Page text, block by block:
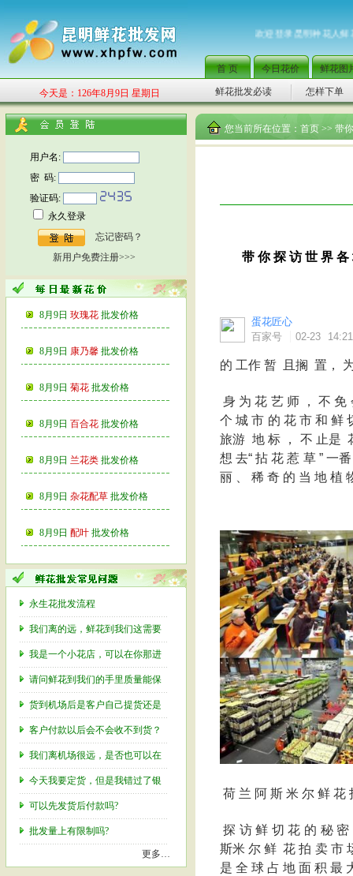
欢迎登录昆明种花人鲜花
首 页 今日花价 鲜花图
今天是：126年8月9日 星期日 鲜花批发必读 怎样下单
用户名:
密 码:
验证码:
永久登录
忘记密码？
新用户免费注册>>>
8月9日 玫瑰花 批发价格
8月9日 康乃馨 批发价格
8月9日 菊花 批发价格
8月9日 百合花 批发价格
8月9日 兰花类 批发价格
8月9日 杂花配草 批发价格
8月9日 配叶 批发价格
永生花批发流程
我们离的远，鲜花到我们这需要
我是一个小花店，可以在你那进
请问鲜花到我们的手里质量能保
货到机场后是客户自己提货还是
客户付款以后会不会收不到货？
我们离机场很远，是否也可以在
今天我要定货，但是我错过了银
可以先发货后付款吗?
批发量上有限制吗?
更多…
您当前所在位置： 首页 >> 带
带 你 探 访 世 界 各
蛋花匠心
百家号
02-23 14:21
的 工作 暂 且搁 置，
身 为 花 艺 师 ， 不 免
个 城 市 的 花 市 和 鲜
旅游 地 标 ， 不 止是
想 去“ 拈 花 惹 草 ” 一
丽 、 稀 奇 的 当 地 植
荷 兰 阿 斯 米 尔 鲜 花
探 访 鲜 切 花 的 秘
斯米 尔 鲜 花 拍 卖 市
是 全 球 占 地 面 积 最